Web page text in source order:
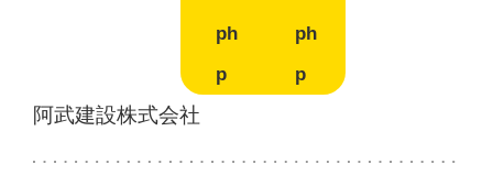
ph
p
ph
p
阿武建設株式会社